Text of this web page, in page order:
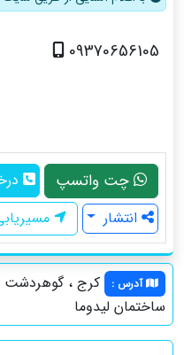
09370656105
چت واتسپ
انتشار
آدرس :
کرج ، گوهردشت
ساختمان لیدوما